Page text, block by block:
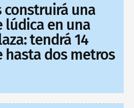
construirá una
lúdica en una
tendrá 14
hasta dos metros